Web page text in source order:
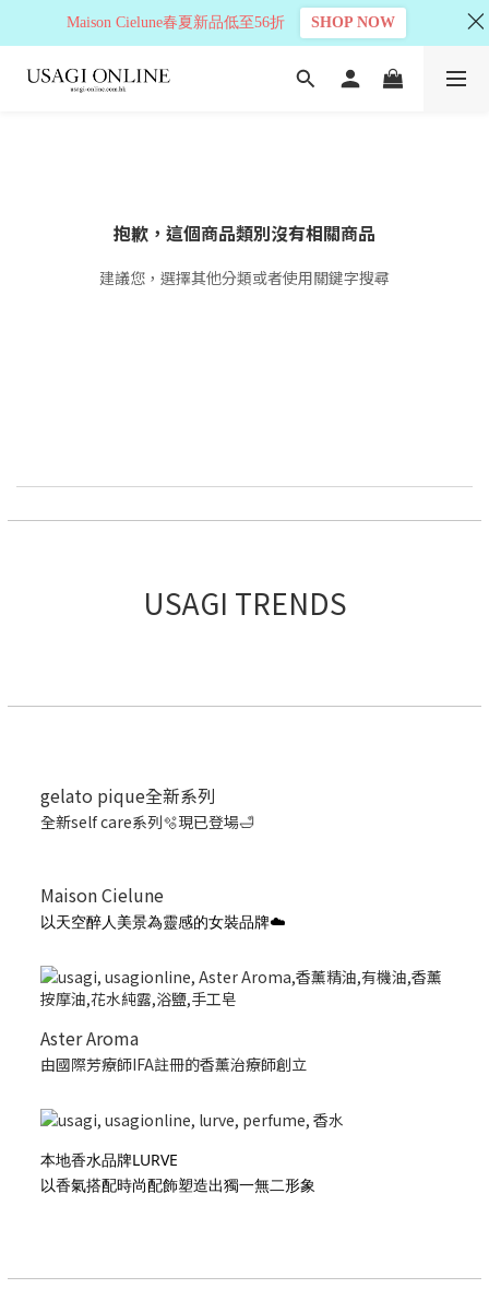
抱歉，這個商品類別沒有相關商品
建議您，選擇其他分類或者使用關鍵字搜尋
USAGI TRENDS
gelato pique全新系列
全新self care系列🫧現已登場🛁
Maison Cielune
以天空醉人美景為靈感的女裝品牌☁️
Aster Aroma
由國際芳療師IFA註冊的香薰治療師創立
本地香水品牌LURVE
以香氣搭配時尚配飾塑造出獨一無二形象
Maison Cielune春夏新品低至56折 SHOP NOW